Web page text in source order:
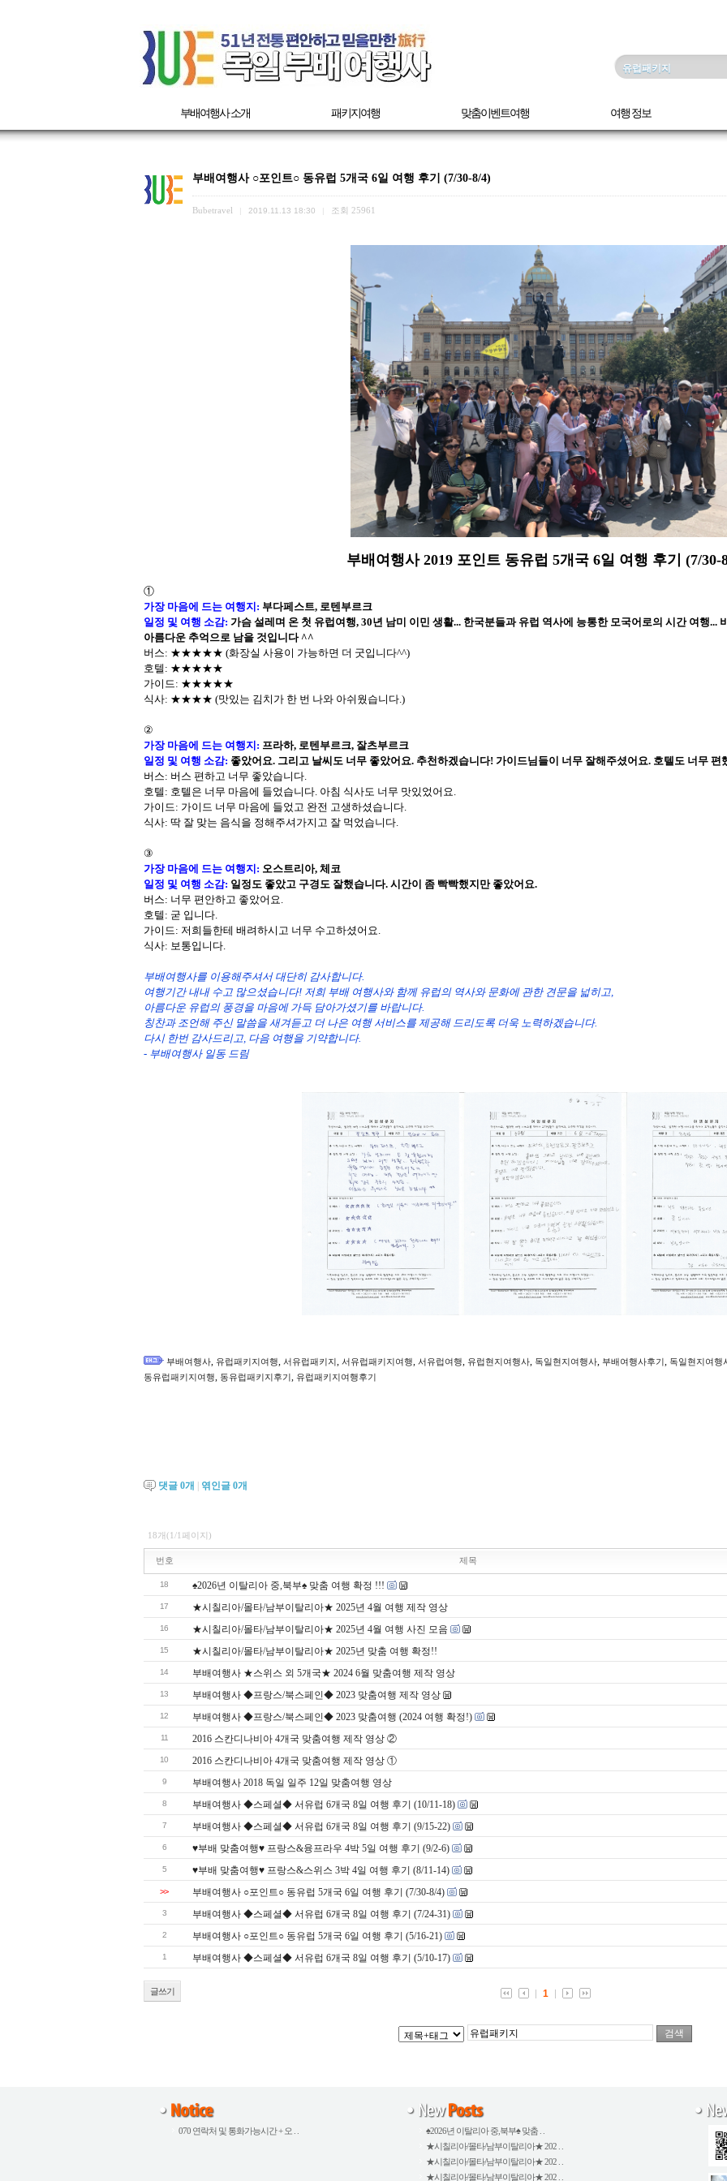
부배여행사 소개 패키지여행 맞춤이벤트여행 여행 정보
부배여행사 ○포인트○ 동유럽 5개국 6일 여행 후기 (7/30-8/4)
Bubetravel 2019.11.13 18:30 조회 25961
부배여행사 2019 포인트 동유럽 5개국 6일 여행 후기 (7/30-
①
가장 마음에 드는 여행지 : 부다페스트, 로텐부르크
일정 및 여행 소감: 가슴 설레며 온 첫 유럽여행, 30년 남미 이민 생활... 한국분들과 유럽 역사에 능통한 모국어로의 시간 여행...
아름다운 추억으로 남을 것입니다 ^^
버스: ★★★★★ (화장실 사용이 가능하면 더 굿입니다^^)
호텔 : ★★★★★
가이드: ★★★★★
식사: ★★★★ (맛있는 김치가 한 번 나와 아쉬웠습니다.)
②
가장 마음에 드는 여행지 : 프라하, 로텐부르크, 잘츠부르크
일정 및 여행 소감: 좋았어요. 그리고 날씨도 너무 좋았어요. 추천하겠습니다! 가이드님들이 너무 잘해주셨어요. 호텔도 너무 편
버스: 버스 편하고 너무 좋았습니다.
호텔: 호텔은 너무 마음에 들었습니다. 아침 식사도 너무 맛있었어요.
가이드: 가이드 너무 마음에 들었고 완전 고생하셨습니다.
식사: 딱 잘 맞는 음식을 정해주셔가지고 잘 먹었습니다.
③
가장 마음에 드는 여행지 : 오스트리아, 체코
일정 및 여행 소감: 일정도 좋았고 구경도 잘했습니다. 시간이 좀 빡빡했지만 좋았어요.
버스: 너무 편안하고 좋았어요.
호텔 : 굳 입니다.
가이드: 저희들한테 배려하시고 너무 수고하셨어요.
식사: 보통입니다.
부배여행사를 이용해주셔서 대단히 감사합니다.
여행기간 내내 수고 많으셨습니다! 저희 부배 여행사와 함께 유럽의 역사와 문화에 관한 견문을 넓히고,
아름다운 유럽의 풍경을 마음에 가득 담아가셨기를 바랍니다.
칭찬과 조언해 주신 말씀을 새겨듣고 더 나은 여행 서비스를 제공해 드리도록 더욱 노력하겠습니다.
다시 한번 감사드리고, 다음 여행을 기약합니다.
- 부배여행사 일동 드림
부배여행사, 유럽패키지여행, 서유럽패키지, 서유럽패키지여행, 서유럽여행, 유럽현지여행사, 독일현지여행사, 부배여행사후기, 독일현지여행
동유럽패키지여행, 동유럽패키지후기, 유럽패키지여행후기
댓글 0개 엮인글 0개
18개(1/1페이지)
번호 제목
18 ♠2026년 이탈리아 중,북부♠ 맞춤 여행 확정 !!!
17 ★시칠리아/몰타/남부이탈리아★ 2025년 4월 여행 제작 영상
16 ★시칠리아/몰타/남부이탈리아★ 2025년 4월 여행 사진 모음
15 ★시칠리아/몰타/남부이탈리아★ 2025년 맞춤 여행 확정!!
14 부배여행사 ★스위스 외 5개국★ 2024 6월 맞춤여행 제작 영상
13 부배여행사 ◆프랑스/북스페인◆ 2023 맞춤여행 제작 영상
12 부배여행사 ◆프랑스/북스페인◆ 2023 맞춤여행 (2024 여행 확정!)
11 2016 스칸디나비아 4개국 맞춤여행 제작 영상 ②
10 2016 스칸디나비아 4개국 맞춤여행 제작 영상 ①
9 부배여행사 2018 독일 일주 12일 맞춤여행 영상
8 부배여행사 ◆스페셜◆ 서유럽 6개국 8일 여행 후기 (10/11-18)
7 부배여행사 ◆스페셜◆ 서유럽 6개국 8일 여행 후기 (9/15-22)
6 ♥부배 맞춤여행♥ 프랑스&융프라우 4박 5일 여행 후기 (9/2-6)
5 ♥부배 맞춤여행♥ 프랑스&스위스 3박 4일 여행 후기 (8/11-14)
>> 부배여행사 ○포인트○ 동유럽 5개국 6일 여행 후기 (7/30-8/4)
3 부배여행사 ◆스페셜◆ 서유럽 6개국 8일 여행 후기 (7/24-31)
2 부배여행사 ○포인트○ 동유럽 5개국 6일 여행 후기 (5/16-21)
1 부배여행사 ◆스페셜◆ 서유럽 6개국 8일 여행 후기 (5/10-17)
글쓰기 1
♠2026년 이탈리아 중,북부♠ 맞춤 . .
★시칠리아/몰타/남부이탈리아★ 202 . .
★시칠리아/몰타/남부이탈리아★ 202 . .
★시칠리아/몰타/남부이탈리아★ 202 . .
070 연락처 및 통화가능시간 + 오 . .